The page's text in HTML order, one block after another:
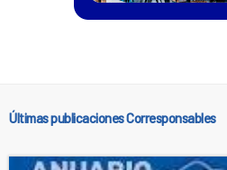
Últimas publicaciones Corresponsables